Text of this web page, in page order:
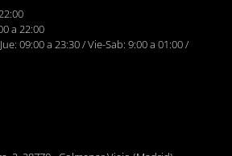
a 22:00
09:00 a 23:30 / Vie-Sab: 9:00 a 01:00 /